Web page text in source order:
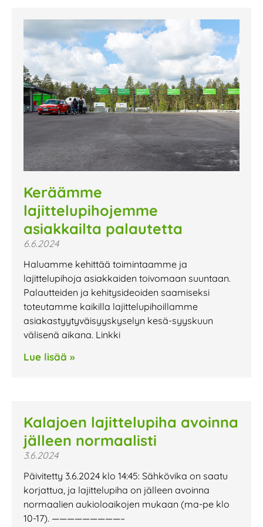
Keräämme
lajittelupihojemme
asiakkailta palautetta
6.6.2024
Haluamme kehittää toimintaamme ja
lajittelupihoja asiakkaiden toivomaan suuntaan.
Palautteiden ja kehitysideoiden saamiseksi
toteutamme kaikilla lajittelupihoillamme
asiakastyytyväisyyskyselyn kesä-syyskuun
välisenä aikana. Linkki
Lue lisää »
Kalajoen lajittelupiha avoinna
jälleen normaalisti
3.6.2024
Päivitetty 3.6.2024 klo 14:45: Sähkövika on saatu
korjattua, ja lajittelupiha on jälleen avoinna
normaalien aukioloaikojen mukaan (ma-pe klo
10-17). —————————–